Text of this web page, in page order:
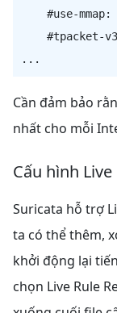
#use-mmap:
#tpacket-
Cần đảm bảo
nhất cho mỗi
Cấu hình
Suricata hỗ trợ
ta có thể thêm,
khởi động lại
chọn Live Rule